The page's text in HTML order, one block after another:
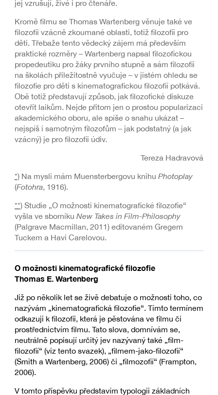
jej vzrušují, živé i pro čtenáře.
Kromě filmu se Thomas Wartenberg věnuje také ve
filozofii vzácně zkoumané oblasti, totiž filozofii pro
děti. Třebaže tento vědecký zájem má především
praktické rozměry – Wartenberg napsal filozofickou
propedeutiku pro žáky prvního stupně a sám filozofii
na školách příležitostně vyučuje – v jistém ohledu se
filozofie pro děti s kinematografickou filozofií potkává.
Obě totiž představují způsob, jak filozofické diskuze
otevřít laikům. Nejde přitom jen o prostou popularizaci
akademického oboru, ale spíše o snahu ukázat –
nejspíš i samotným filozofům – jak podstatný (a jak
vzácný) je pro filozofii údiv.
Tereza Hadravová
*) Na mysli mám Muensterbergovu knihu Photoplay
(Fotohra, 1916).
**) Studie „O možnosti kinematografické filozofie“
vyšla ve sborníku New Takes in Film-Philosophy
(Palgrave Macmillan, 2011) editovaném Gregem
Tuckem a Havi Carelovou.
O možnosti kinematografické filozofie
Thomas E. Wartenberg
Již po několik let se živě debatuje o možnosti toho, co
nazývám „kinematografická filozofie“. Tímto termínem
odkazuji k filozofii, která je pěstována ve filmu či
prostřednictvím filmu. Tato slova, domnívám se,
neutrálně popisují určitý jev nazývaný také „film-
filozofií“ (viz tento svazek), „filmem-jako-filozofií“
(Smith a Wartenberg, 2006) či „filmozofií“ (Frampton,
2006).
V tomto příspěvku představím typologii základních